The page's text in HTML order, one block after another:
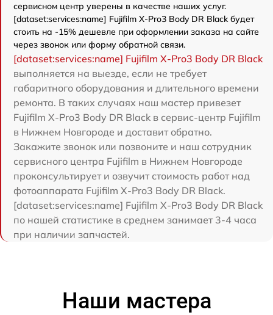
сервисном центр уверены в качестве наших услуг.
[dataset:services:name] Fujifilm X-Pro3 Body DR Black будет
стоить на -15% дешевле при оформлении заказа на сайте
через звонок или форму обратной связи.
[dataset:services:name] Fujifilm X-Pro3 Body DR Black
выполняется на выезде, если не требует
габаритного оборудования и длительного времени
ремонта. В таких случаях наш мастер привезет
Fujifilm X-Pro3 Body DR Black в сервис-центр Fujifilm
в Нижнем Новгороде и доставит обратно.
Закажите звонок или позвоните и наш сотрудник
сервисного центра Fujifilm в Нижнем Новгороде
проконсультирует и озвучит стоимость работ над
фотоаппарата Fujifilm X-Pro3 Body DR Black.
[dataset:services:name] Fujifilm X-Pro3 Body DR Black
по нашей статистике в среднем занимает 3-4 часа
при наличии запчастей.
Наши мастера